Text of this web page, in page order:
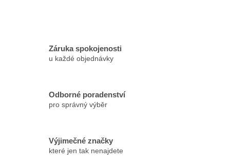
Záruka spokojenosti
u každé objednávky
Odborné poradenství
pro správný výběr
Výjimečné značky
které jen tak nenajdete